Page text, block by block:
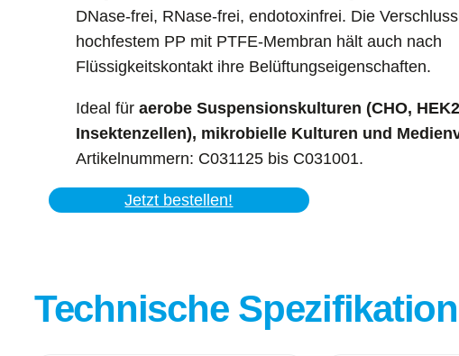
DNase-frei, RNase-frei, endotoxinfrei. Die
hochfestem PP mit PTFE-Membran hält auch nach
Flüssigkeitskontakt ihre Belüftungseigenschaften.
Ideal für aerobe Suspensionskulturen (CHO,
Insektenzellen), mikrobielle Kulturen und
Artikelnummern: C031125 bis C031001.
Jetzt bestellen!
Technische